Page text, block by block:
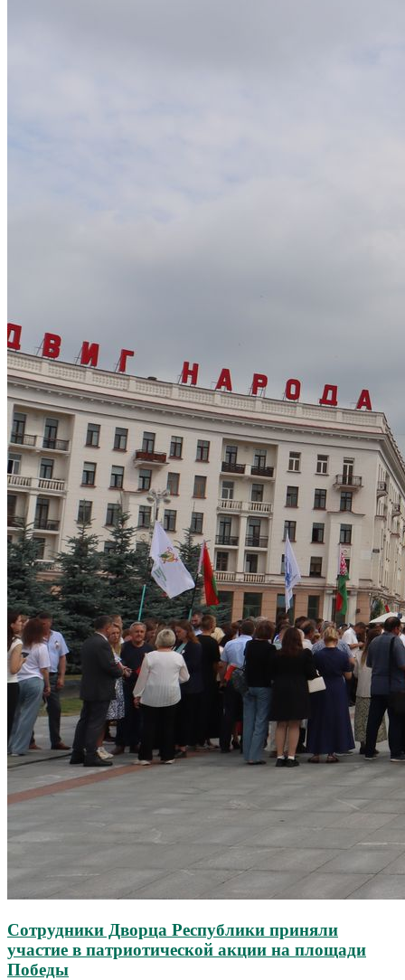
Сотрудники Дворца Республики приняли
участие в патриотической акции на площади
Победы